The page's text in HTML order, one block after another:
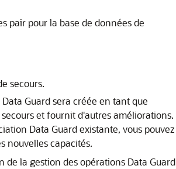
pair pour la base de données de
secours.
Guard sera créée en tant que
et fournit d'autres améliorations.
Data Guard existante, vous pouvez
nouvelles capacités.
la gestion des opérations Data Guard